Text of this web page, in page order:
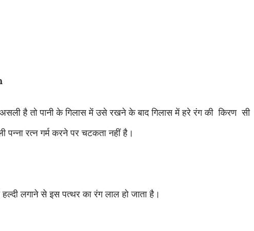
है तो पानी के गिलास में उसे रखने के बाद गिलास में हरे रंग की किरण सी
पन्ना रत्न गर्म करने पर चटकता नहीं है।
लगाने से इस पत्थर का रंग लाल हो जाता है।